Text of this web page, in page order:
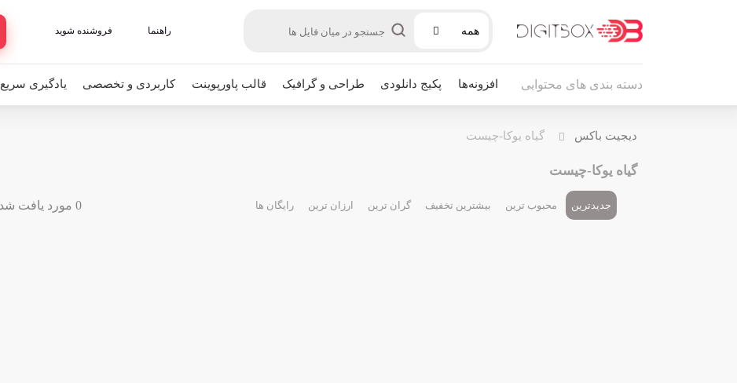
همه راهنما فروشنده شوید
دسته بندی های محتوایی افزونه‌ها پکیج دانلودی طراحی و گرافیک قالب پاورپوینت کاربردی و تخصصی یادگیری سریع
دیجیت باکس گیاه یوکا-چیست
گیاه یوکا-چیست
جدیدترین محبوب ترین بیشترین تخفیف گران ترین ارزان ترین رایگان ها 0 مورد یافت شده